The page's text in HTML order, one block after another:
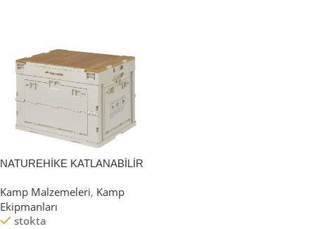
NATUREHİKE KATLANABİLİR
Kamp Malzemeleri, Kamp
Ekipmanları
stokta